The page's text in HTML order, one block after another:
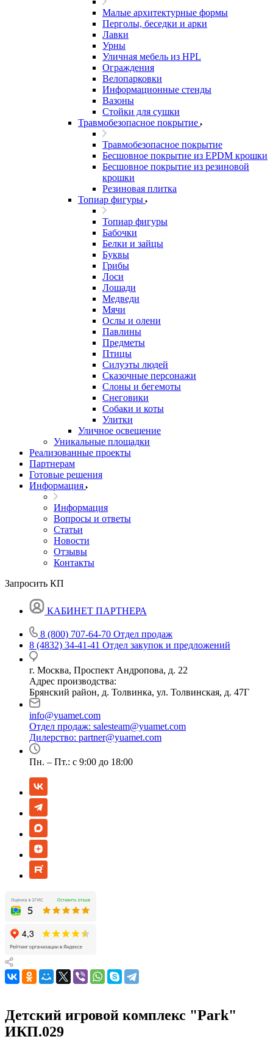
Малые архитектурные формы
Перголы, беседки и арки
Лавки
Урны
Уличная мебель из HPL
Ограждения
Велопарковки
Информационные стенды
Вазоны
Стойки для сушки
Травмобезопасное покрытие
Травмобезопасное покрытие
Бесшовное покрытие из EPDM крошки
Бесшовное покрытие из резиновой
крошки
Резиновая плитка
Топиар фигуры
Топиар фигуры
Бабочки
Белки и зайцы
Буквы
Грибы
Лоси
Лошади
Медведи
Мячи
Ослы и олени
Павлины
Предметы
Птицы
Силуэты людей
Сказочные персонажи
Слоны и бегемоты
Снеговики
Собаки и коты
Улитки
Уличное освещение
Уникальные площадки
Реализованные проекты
Партнерам
Готовые решения
Информация
Информация
Вопросы и ответы
Статьи
Новости
Отзывы
Контакты
Запросить КП
КАБИНЕТ ПАРТНЕРА
8 (800) 707-64-70 Отдел продаж
8 (4832) 34-41-41 Отдел закупок и предложений
г. Москва, Проспект Андропова, д. 22
Адрес производства:
Брянский район, д. Толвинка, ул. Толвинская, д. 47Г
info@yuamet.com
Отдел продаж: salesteam@yuamet.com
Дилерство: partner@yuamet.com
Пн. – Пт.: с 9:00 до 18:00
Детский игровой комплекс "Park"
ИКП.029